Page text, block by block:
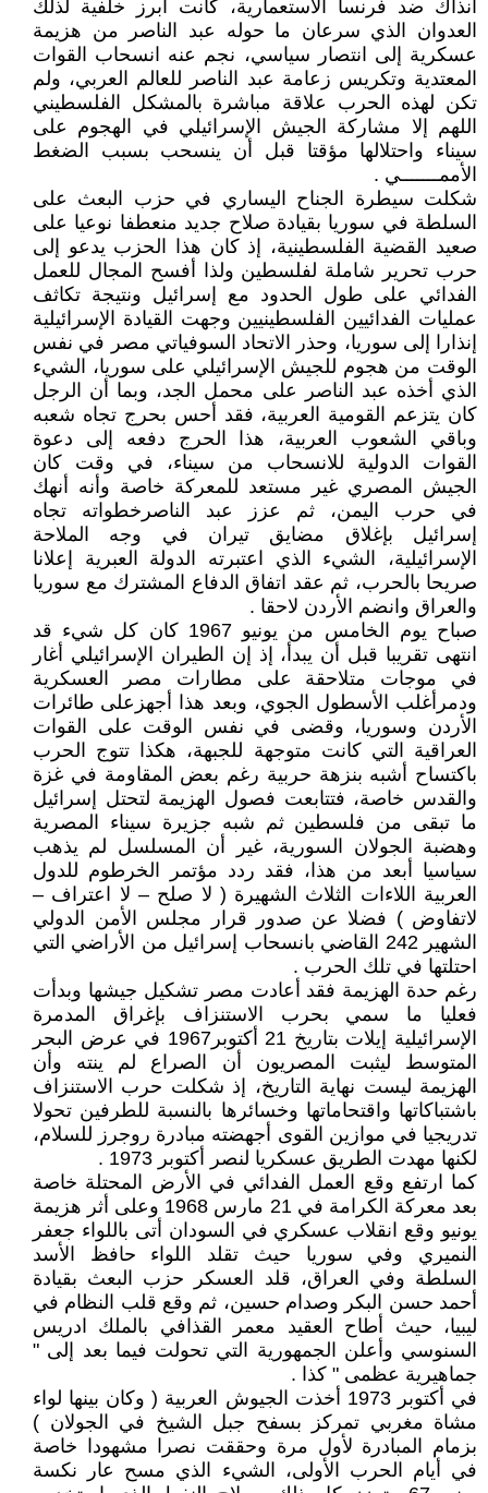
آنذاك ضد فرنسا الاستعمارية، كانت أبرز خلفية لذلك
العدوان الذي سرعان ما حوله عبد الناصر من هزيمة
عسكرية إلى انتصار سياسي، نجم عنه انسحاب القوات
المعتدية وتكريس زعامة عبد الناصر للعالم العربي، ولم
تكن لهذه الحرب علاقة مباشرة بالمشكل الفلسطيني
اللهم إلا مشاركة الجيش الإسرائيلي في الهجوم على
سيناء واحتلالها مؤقتا قبل أن ينسحب بسبب الضغط
الأممـــــــي .
شكلت سيطرة الجناح اليساري في حزب البعث على
السلطة في سوريا بقيادة صلاح جديد منعطفا نوعيا على
صعيد القضية الفلسطينية، إذ كان هذا الحزب يدعو إلى
حرب تحرير شاملة لفلسطين ولذا أفسح المجال للعمل
الفدائي على طول الحدود مع إسرائيل ونتيجة تكاثف
عمليات الفدائيين الفلسطينيين وجهت القيادة الإسرائيلية
إنذارا إلى سوريا، وحذر الاتحاد السوفياتي مصر في نفس
الوقت من هجوم للجيش الإسرائيلي على سوريا، الشيء
الذي أخذه عبد الناصر على محمل الجد، وبما أن الرجل
كان يتزعم القومية العربية، فقد أحس بحرج تجاه شعبه
وباقي الشعوب العربية، هذا الحرج دفعه إلى دعوة
القوات الدولية للانسحاب من سيناء، في وقت كان
الجيش المصري غير مستعد للمعركة خاصة وأنه أنهك
في حرب اليمن، ثم عزز عبد الناصرخطواته تجاه
إسرائيل بإغلاق مضايق تيران في وجه الملاحة
الإسرائيلية، الشيء الذي اعتبرته الدولة العبرية إعلانا
صريحا بالحرب، ثم عقد اتفاق الدفاع المشترك مع سوريا
والعراق وانضم الأردن لاحقا .
صباح يوم الخامس من يونيو 1967 كان كل شيء قد
انتهى تقريبا قبل أن يبدأ، إذ إن الطيران الإسرائيلي أغار
في موجات متلاحقة على مطارات مصر العسكرية
ودمرأغلب الأسطول الجوي، وبعد هذا أجهزعلى طائرات
الأردن وسوريا، وقضى في نفس الوقت على القوات
العراقية التي كانت متوجهة للجبهة، هكذا تتوج الحرب
باكتساح أشبه بنزهة حربية رغم بعض المقاومة في غزة
والقدس خاصة، فتتابعت فصول الهزيمة لتحتل إسرائيل
ما تبقى من فلسطين ثم شبه جزيرة سيناء المصرية
وهضبة الجولان السورية، غير أن المسلسل لم يذهب
سياسيا أبعد من هذا، فقد ردد مؤتمر الخرطوم للدول
العربية اللاءات الثلاث الشهيرة ( لا صلح – لا اعتراف –
لاتفاوض ) فضلا عن صدور قرار مجلس الأمن الدولي
الشهير 242 القاضي بانسحاب إسرائيل من الأراضي التي
احتلتها في تلك الحرب .
رغم حدة الهزيمة فقد أعادت مصر تشكيل جيشها وبدأت
فعليا ما سمي بحرب الاستنزاف بإغراق المدمرة
الإسرائيلية إيلات بتاريخ 21 أكتوبر1967 في عرض البحر
المتوسط ليثبت المصريون أن الصراع لم ينته وأن
الهزيمة ليست نهاية التاريخ، إذ شكلت حرب الاستنزاف
باشتباكاتها واقتحاماتها وخسائرها بالنسبة للطرفين تحولا
تدريجيا في موازين القوى أجهضته مبادرة روجرز للسلام،
لكنها مهدت الطريق عسكريا لنصر أكتوبر 1973 .
كما ارتفع وقع العمل الفدائي في الأرض المحتلة خاصة
بعد معركة الكرامة في 21 مارس 1968 وعلى أثر هزيمة
يونيو وقع انقلاب عسكري في السودان أتى باللواء جعفر
النميري وفي سوريا حيث تقلد اللواء حافظ الأسد
السلطة وفي العراق، قلد العسكر حزب البعث بقيادة
أحمد حسن البكر وصدام حسين، ثم وقع قلب النظام في
ليبيا، حيث أطاح العقيد معمر القذافي بالملك ادريس
السنوسي وأعلن الجمهورية التي تحولت فيما بعد إلى "
جماهيرية عظمى " كذا .
في أكتوبر 1973 أخذت الجيوش العربية ( وكان بينها لواء
مشاة مغربي تمركز بسفح جبل الشيخ في الجولان )
بزمام المبادرة لأول مرة وحققت نصرا مشهودا خاصة
في أيام الحرب الأولى، الشيء الذي مسح عار نكسة